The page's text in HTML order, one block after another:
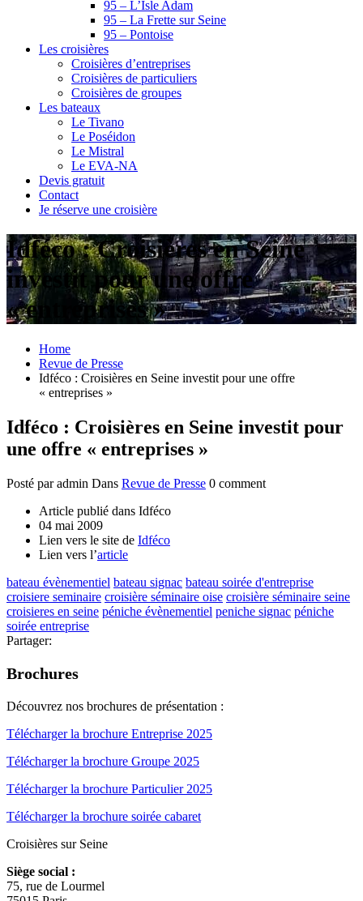
95 – L’Isle Adam
95 – La Frette sur Seine
95 – Pontoise
Les croisières
Croisières d’entreprises
Croisières de particuliers
Croisières de groupes
Les bateaux
Le Tivano
Le Poséidon
Le Mistral
Le EVA-NA
Devis gratuit
Contact
Je réserve une croisière
Idféco : Croisières en Seine
investit pour une offre
« entreprises »
Home
Revue de Presse
Idféco : Croisières en Seine investit pour une offre
« entreprises »
Idféco : Croisières en Seine investit pour
une offre « entreprises »
Posté par admin Dans Revue de Presse 0 comment
Article publié dans Idféco
04 mai 2009
Lien vers le site de Idféco
Lien vers l’article
bateau évènementiel bateau signac bateau soirée d'entreprise
croisiere seminaire croisière séminaire oise croisière séminaire seine
croisieres en seine péniche évènementiel peniche signac péniche
soirée entreprise
Partager:
Brochures
Découvrez nos brochures de présentation :
Télécharger la brochure Entreprise 2025
Télécharger la brochure Groupe 2025
Télécharger la brochure Particulier 2025
Télécharger la brochure soirée cabaret
Croisières sur Seine
Siège social :
75, rue de Lourmel